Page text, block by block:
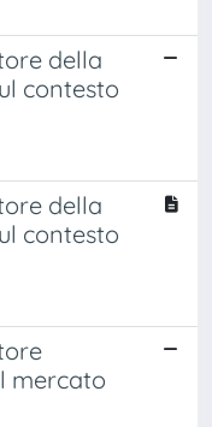
della
contesto
della
contesto
mercato